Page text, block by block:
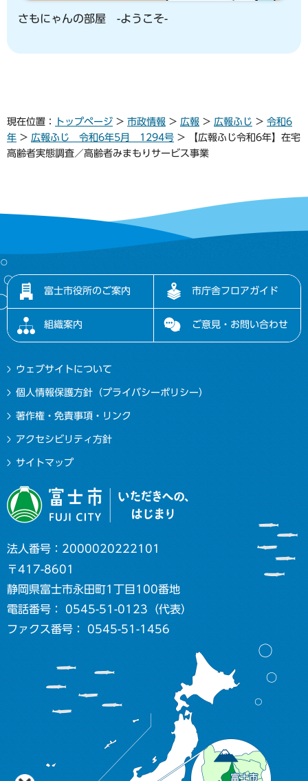
さもにゃんの部屋 -ようこそ-
現在位置： トップページ > 市政情報 > 広報 > 広報ふじ > 令和6
年 > 広報ふじ 令和6年5月 1294号 > 【広報ふじ令和6年】在宅
高齢者実態調査／高齢者みまもりサービス事業
富士市役所のご案内 市庁舎フロアガイド
組織案内 ご意見・お問い合わせ
ウェブサイトについて
個人情報保護方針（プライバシーポリシー）
著作権・免責事項・リンク
アクセシビリティ方針
サイトマップ
法人番号：2000020222101
〒417-8601
静岡県富士市永田町1丁目100番地
電話番号： 0545-51-0123（代表）
ファクス番号： 0545-51-1456